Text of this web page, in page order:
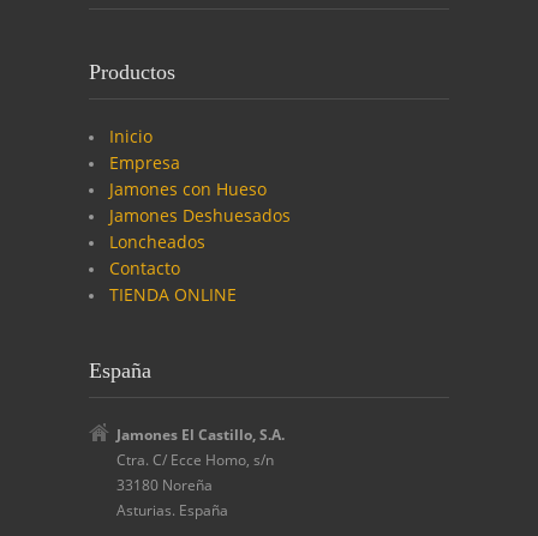
Productos
Inicio
Empresa
Jamones con Hueso
Jamones Deshuesados
Loncheados
Contacto
TIENDA ONLINE
España
Jamones El Castillo, S.A.
Ctra. C/ Ecce Homo, s/n
33180 Noreña
Asturias. España